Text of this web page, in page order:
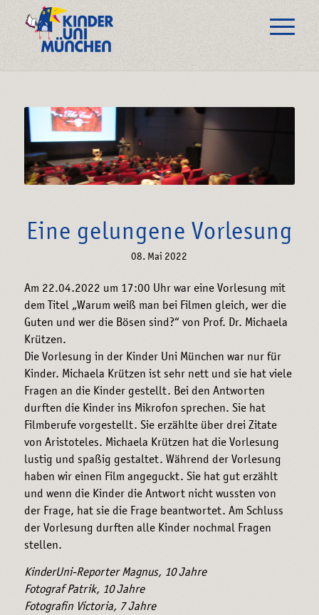
Eine gelungene Vorlesung
08. Mai 2022
Am 22.04.2022 um 17:00 Uhr war eine Vorlesung mit
dem Titel „Warum weiß man bei Filmen gleich, wer die
Guten und wer die Bösen sind?“ von Prof. Dr. Michaela
Krützen.
Die Vorlesung in der Kinder Uni München war nur für
Kinder. Michaela Krützen ist sehr nett und sie hat viele
Fragen an die Kinder gestellt. Bei den Antworten
durften die Kinder ins Mikrofon sprechen. Sie hat
Filmberufe vorgestellt. Sie erzählte über drei Zitate
von Aristoteles. Michaela Krützen hat die Vorlesung
lustig und spaßig gestaltet. Während der Vorlesung
haben wir einen Film angeguckt. Sie hat gut erzählt
und wenn die Kinder die Antwort nicht wussten von
der Frage, hat sie die Frage beantwortet. Am Schluss
der Vorlesung durften alle Kinder nochmal Fragen
stellen.
KinderUni-Reporter Magnus, 10 Jahre
Fotograf Patrik, 10 Jahre
Fotografin Victoria, 7 Jahre